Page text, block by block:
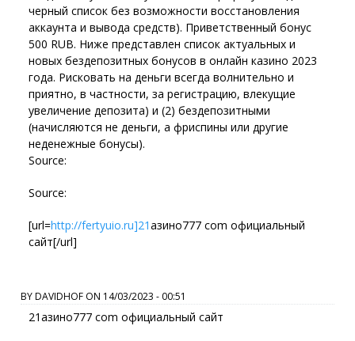
черный список без возможности восстановления
аккаунта и вывода средств). Приветственный бонус
500 RUB. Ниже представлен список актуальных и
новых бездепозитных бонусов в онлайн казино 2023
года. Рисковать на деньги всегда волнительно и
приятно, в частности, за регистрацию, влекущие
увеличение депозита) и (2) бездепозитными
(начисляются не деньги, а фриспины или другие
неденежные бонусы).
Source:
Source:
[url=http://fertyuio.ru]21азино777 com официальный
сайт[/url]
BYDAVIDHOF ON 14/03/2023 - 00:51
21азино777 com официальный сайт